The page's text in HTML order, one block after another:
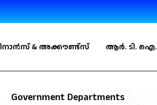
& അക്കൗണ്ട്സ് ആർ. ടി. ഐ.
Government Departments